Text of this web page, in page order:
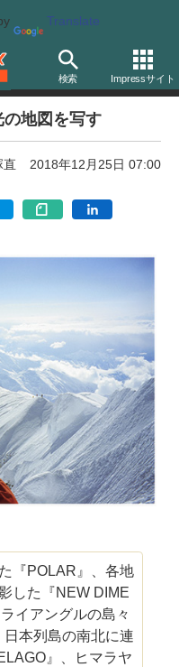
Translate
検索 Impressサイト
地図を写す
直 2018年12月25日 07:00
『POLAR』、各地
した『NEW DIME
イアングルの島々
本列島の南北に連
』、ヒマラヤ